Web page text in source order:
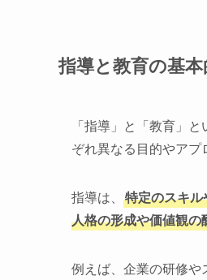
指導と教育の基
「指導」と「教育」
ぞれ異なる目的やアプ
指導は、 特定のスキ
人格の形成や価値観
例えば、企業の研修